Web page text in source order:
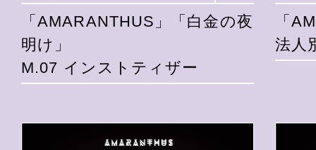
「AMARANTHUS」「白金の夜
明け」
M.07 インストティザー
「
法人